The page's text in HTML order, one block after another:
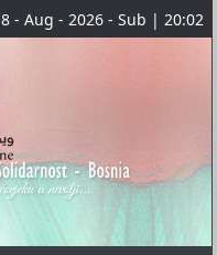
8 - Aug - 2026 - Sub | 20:02